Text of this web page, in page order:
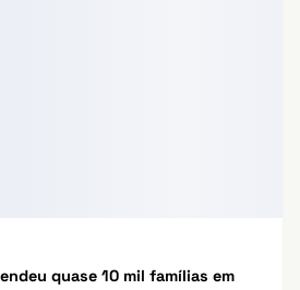
quase 10 mil famílias em